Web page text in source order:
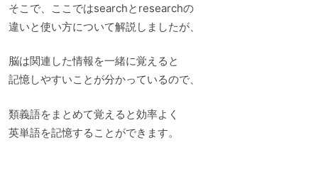
そこで、ここではsearchとresearchの
違いと使い方について解説しましたが、
脳は関連した情報を一緒に覚えると
記憶しやすいことが分かっているので、
類義語をまとめて覚えると効率よく
英単語を記憶することができます。